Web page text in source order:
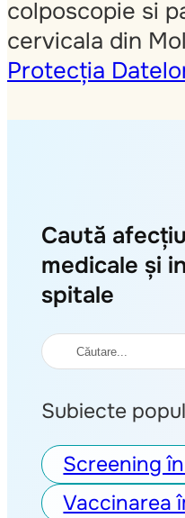
colposcopie si
cervicala din
Protecția
Caută
medicale și
spitale
Caută
Subiecte
Screening
Vaccinarea